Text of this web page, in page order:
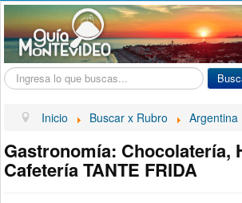
Buscar...
Inicio Buscar x Rubro Argentina
Gastronomía: Chocolatería,
Cafetería TANTE FRIDA